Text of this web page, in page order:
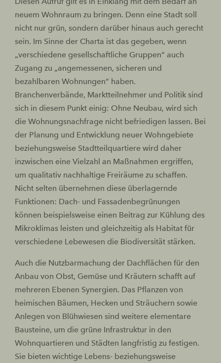
neuem Wohnraum zu bringen. Denn eine Stadt soll
nicht nur grün, sondern darüber hinaus auch gerecht
sein. Im Sinne der Charta ist das gegeben, wenn
„verschiedene gesellschaftliche Gruppen“ auch
Zugang zu „angemessenen, sicheren und
bezahlbaren Wohnungen“ haben.
Branchenverbände, Marktteilnehmer und Politik sind
sich in diesem Punkt einig: Ohne Neubau, wird sich
die Wohnungsnachfrage nicht befriedigen lassen. Bei
der Planung und Entwicklung neuer Wohngebiete
beziehungsweise Stadtteilquartiere wird daher
inzwischen eine Vielzahl an Maßnahmen ergriffen,
um qualitativ nachhaltige Freiräume zu schaffen.
Nicht selten übernehmen diese überlagernde
Funktionen: Dach- und Fassadenbegrünungen
können beispielsweise einen Beitrag zur Kühlung des
Mikroklimas leisten und gleichzeitig als Habitat für
verschiedene Lebewesen die Biodiversität stärken.
Auch die Nutzbarmachung der Dachflächen für den
Anbau von Obst, Gemüse und Kräutern schafft auf
mehreren Ebenen Synergien. Das Pflanzen von
heimischen Bäumen, Hecken und Sträuchern sowie
Anlegen von Blühwiesen sind weitere elementare
Bausteine, um die grüne Infrastruktur in den
Wohnquartieren und Städten langfristig zu festigen.
Sie bieten wichtige Lebens- beziehungsweise